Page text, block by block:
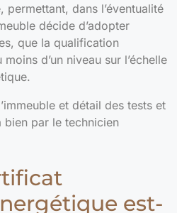
permettant, dans l’éventualité
décide d’adopter
que la qualification
d’un niveau sur l’échelle
et détail des tests et
bien par le technicien
est-